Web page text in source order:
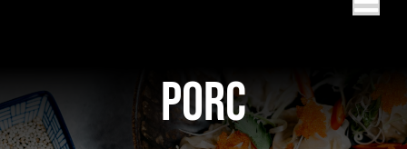
Servicii catering Porc